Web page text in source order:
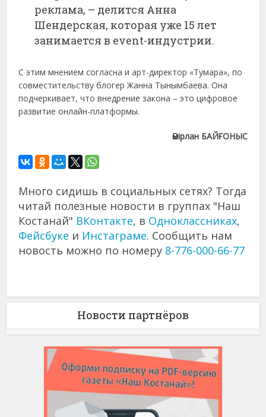
реклама, – делится Анна
Шендерская, которая уже 15 лет
занимается в event-индустрии.
С этим мнением согласна и арт-директор «Тумара», по
совместительству блогер Жанна Тынымбаева. Она
подчеркивает, что внедрение закона – это цифровое
развитие онлайн-платформы.
Әмірлан БАЙҒОНЫС
Много сидишь в социальных сетях? Тогда
читай полезные новости в группах "Наш
Костанай" ВКонтакте, в Одноклассниках,
Фейсбуке и Инстаграме. Сообщить нам
новость можно по номеру 8-776-000-66-77
Новости партнёров